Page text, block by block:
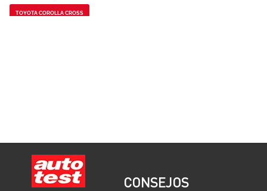
TOYOTA COROLLA CROSS
CONSEJOS